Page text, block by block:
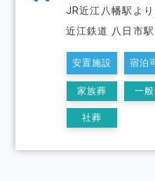
JR近江八幡駅よ
近江鉄道 八日市
安置施設 宿泊
家族葬 一
社葬